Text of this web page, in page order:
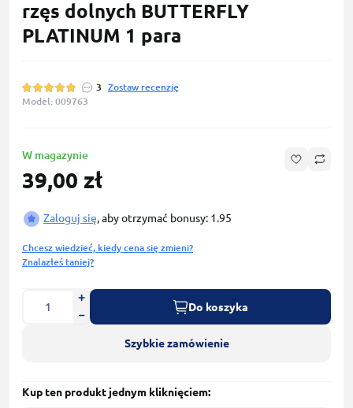
rzęs dolnych BUTTERFLY
PLATINUM 1 para
3
Zostaw recenzję
Model: 009763
W magazynie
39,00 zł
Zaloguj się, aby otrzymać bonusy: 1.95
Chcesz wiedzieć, kiedy cena się zmieni?
Znalazłeś taniej?
Do koszyka
Szybkie zamówienie
Kup ten produkt jednym kliknięciem: